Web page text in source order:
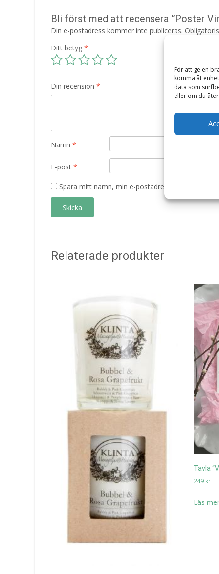
För att ge en
komma åt
data som
eller om du
Bli först med att recensera ”Poster
Din e-postadress kommer inte publiceras.
Ditt betyg *
Din recension *
Namn *
E-post *
Spara mitt namn, min e-postadress och
Relaterade produkter
Tavla
249 kr
Läs